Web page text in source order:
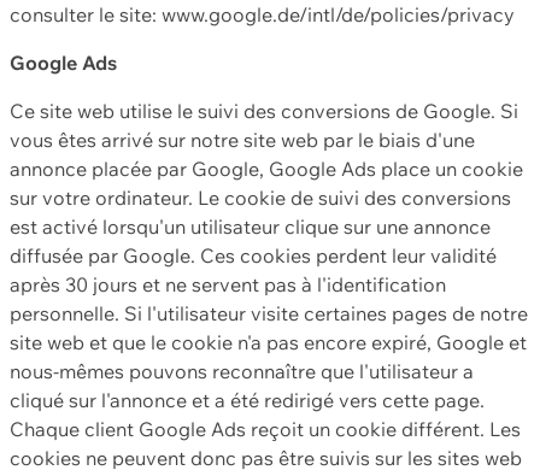
consulter le site: www.google.de/intl/de/policies/privacy
Google Ads
Ce site web utilise le suivi des conversions de Google. Si
vous êtes arrivé sur notre site web par le biais d'une
annonce placée par Google, Google Ads place un cookie
sur votre ordinateur. Le cookie de suivi des conversions
est activé lorsqu'un utilisateur clique sur une annonce
diffusée par Google. Ces cookies perdent leur validité
après 30 jours et ne servent pas à l'identification
personnelle. Si l'utilisateur visite certaines pages de notre
site web et que le cookie n'a pas encore expiré, Google et
nous-mêmes pouvons reconnaître que l'utilisateur a
cliqué sur l'annonce et a été redirigé vers cette page.
Chaque client Google Ads reçoit un cookie différent. Les
cookies ne peuvent donc pas être suivis sur les sites web